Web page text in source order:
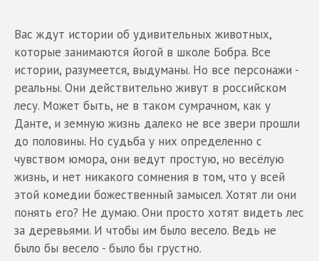
Вас ждут истории об удивительных животных,
которые занимаются йогой в школе Бобра. Все
истории, разумеется, выдуманы. Но все персонажи -
реальны. Они действительно живут в российском
лесу. Может быть, не в таком сумрачном, как у
Данте, и земную жизнь далеко не все звери прошли
до половины. Но судьба у них определенно с
чувством юмора, они ведут простую, но весёлую
жизнь, и нет никакого сомнения в том, что у всей
этой комедии божественный замысел. Хотят ли они
понять его? Не думаю. Они просто хотят видеть лес
за деревьями. И чтобы им было весело. Ведь не
было бы весело - было бы грустно.